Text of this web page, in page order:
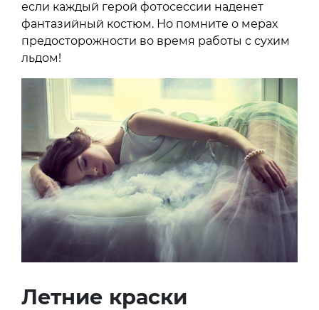
если каждый герой фотосессии наденет
фантазийный костюм. Но помните о мерах
предосторожности во время работы с сухим
льдом!
Летние краски